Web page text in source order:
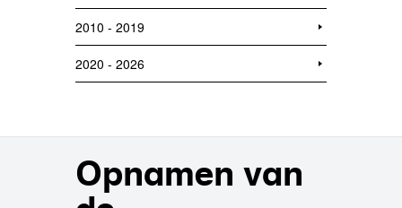
2010 - 2019
2020 - 2026
Opnamen van